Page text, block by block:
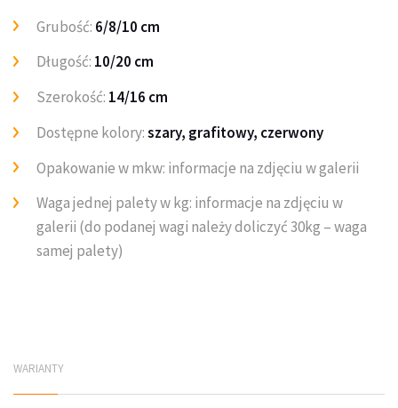
Grubość: 6/8/10 cm
Długość: 10/20 cm
Szerokość: 14/16 cm
Dostępne kolory:szary, grafitowy, czerwony
Opakowanie w mkw: informacje na zdjęciu w galerii
Waga jednej palety w kg: informacje na zdjęciu w
galerii (do podanej wagi należy doliczyć 30kg – waga
samej palety)
WARIANTY